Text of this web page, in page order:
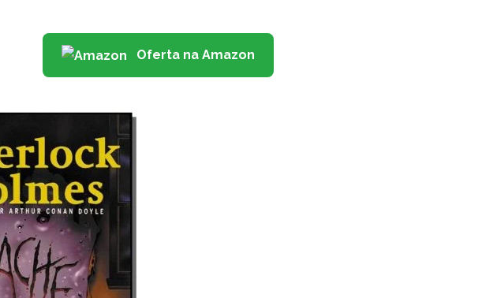
Oferta na Amazon